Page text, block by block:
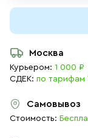
Москва
Курьером: 1 000 ₽
СДЕК: по тарифам
Самовывоз
Стоимость: